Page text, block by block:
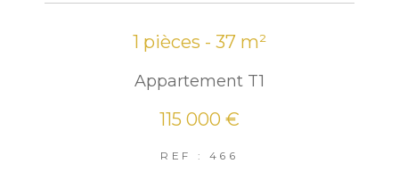
1 pièces - 37 m²
Appartement T1
115 000 €
REF : 466